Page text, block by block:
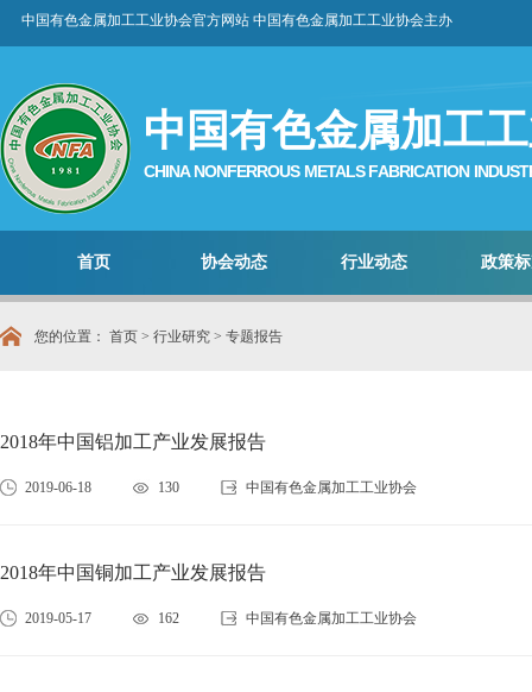
中国有色金属加工工业协会官方网站 中国有色金属加工工业协会主办
中国有色金属加工
CHINA NONFERROUS METALS FABRICATION
首页 协会动态 行业动态 政策
您的位置： 首页 > 行业研究 > 专题报告
2018年中国铝加工产业发展报告
2019-06-18 130 中国有色金属加工工业协会
2018年中国铜加工产业发展报告
2019-05-17 162 中国有色金属加工工业协会